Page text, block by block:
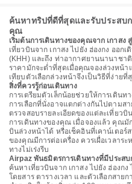
ค้นหาทริปที่ดีที่สุดและรับประสบ
คุณ
เริ่มต้นการเดินทางของคุณจาก เกาสง
เที่ยวบินจาก เกาสง ไปยัง ฮ่องกง ออก
(KHH) และถึง ท่าอากาศยานนานาชา
ราคามักจะต่ำที่สุดเมื่อคุณจองล่วงหน้า
เทียบตัวเลือกล่วงหน้าจึงเป็นวิธีที่ง่ายที่
สิ่งที่ควรรู้ก่อนเดินทาง
การเตรียมตัวเล็กน้อยช่วยให้การเดิน
การเลือกที่นั่งอาจแตกต่างกันไปตามส
ตรวจสอบรายละเอียดของแต่ละเที่ยว
การเดินทางของคุณ เมื่อจองแล้ว คุณมั
บินล่วงหน้าได้ หรือเช็คอินที่เคาน์เตอร์
ของคุณมีการต่อเครื่อง ควรเผื่อเวลาร
ทางไม่เร่งรีบ
Airpaz พันธมิตรการเดินทางที่มีประส
ค้นหาเที่ยวบินจาก เกาสง ไปยัง ฮ่องก
โดยสาร ตารางเวลา และตัวเลือกสาย